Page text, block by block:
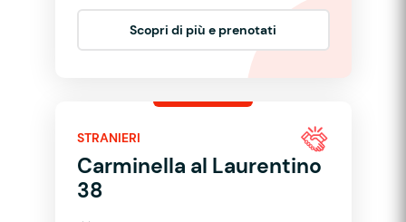
Scopri di più e prenotati
STRANIERI
Carminella al Laurentino
38